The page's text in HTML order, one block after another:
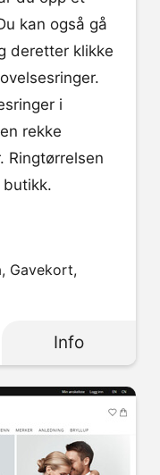
kan også gå
deretter klikke
i
rekke
Ringtørrelsen
Info